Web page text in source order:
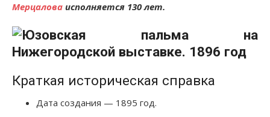
Мерцалова исполняется 130 лет.
Краткая историческая справка
Дата создания — 1895 год.